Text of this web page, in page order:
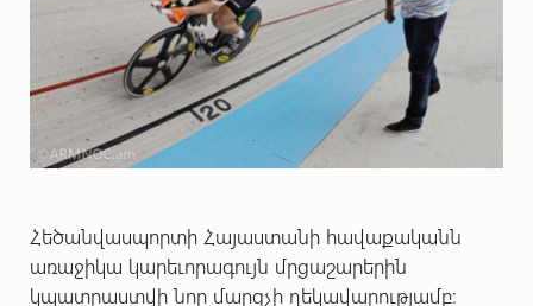
Հեծանվասպորտի Հայաստանի հավաքականն
առաջիկա կարեւորագույն մրցաշարերին
կպատրաստվի նոր մարզչի ղեկավարությամբ։